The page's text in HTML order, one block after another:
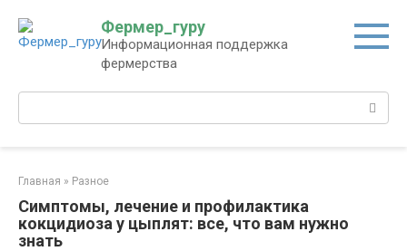
контенту
Фермер_гуру
Информационная поддержка
фермерства
Поиск:
Главная » Разное
Симптомы, лечение и профилактика
кокцидиоза у цыплят: все, что вам нужно
знать